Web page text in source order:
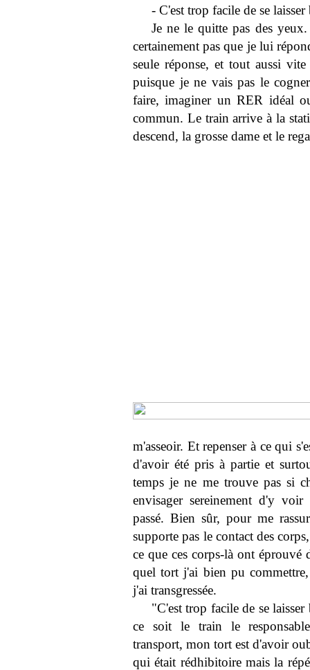
- C'est trop facile de se
Je ne le quitte pas des
certainement pas que je lui
seule réponse, et tout aussi
puisque je ne vais pas le
faire, imaginer un RER idéal
commun. Le train arrive à la
descend, la grosse dame et le
m'asseoir. Et repenser à ce qui
d'avoir été pris à partie et
temps je ne me trouve pas si
envisager sereinement d'y
passé. Bien sûr, pour me
supporte pas le contact des
ce que ces corps-là ont
quel tort j'ai bien pu
j'ai transgressée.
"C'est trop facile de se
ce soit le train le
transport, mon tort est d'avoir
qui était rédhibitoire mais la